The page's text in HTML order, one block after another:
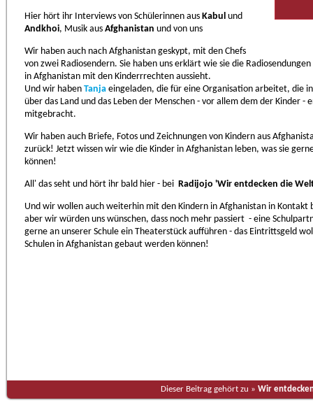
Hier hört ihr Interviews von Schülerinnen aus Kabul und
Andkhoi, Musik aus Afghanistan und von uns
Wir haben auch nach Afghanistan geskypt, mit den Chefs
von zwei Radiosendern. Sie haben uns erklärt wie sie die
in Afghanistan mit den Kinderrrechten aussieht.
Und wir haben Tanja eingeladen, die für eine Organisation arbeitet, die
über das Land und das Leben der Menschen - vor allem dem der Kinder -
mitgebracht.
Wir haben auch Briefe, Fotos und Zeichnungen von Kindern aus
zurück! Jetzt wissen wir wie die Kinder in Afghanistan leben, was sie
können!
All' das seht und hört ihr bald hier - bei Radijojo 'Wir entdecken die
Und wir wollen auch weiterhin mit den Kindern in Afghanistan in Kontakt
aber wir würden uns wünschen, dass noch mehr passiert - eine
gerne an unserer Schule ein Theaterstück aufführen - das Eintrittsgeld
Schulen in Afghanistan gebaut werden können!
Dieser Beitrag gehört zu » Wir